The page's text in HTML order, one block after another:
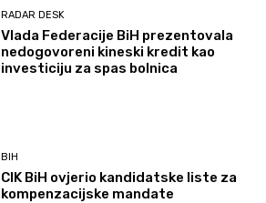
RADAR DESK
Vlada Federacije BiH prezentovala
nedogovoreni kineski kredit kao
investiciju za spas bolnica
BIH
CIK BiH ovjerio kandidatske liste za
kompenzacijske mandate